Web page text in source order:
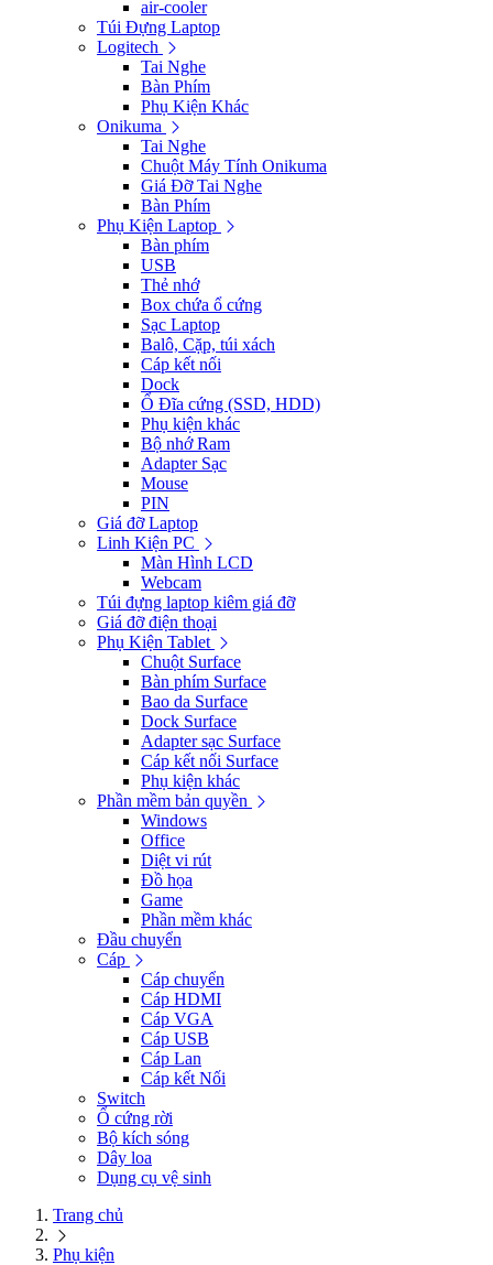
air-cooler
Túi Đựng Laptop
Logitech
Tai Nghe
Bàn Phím
Phụ Kiện Khác
Onikuma
Tai Nghe
Chuột Máy Tính Onikuma
Giá Đỡ Tai Nghe
Bàn Phím
Phụ Kiện Laptop
Bàn phím
USB
Thẻ nhớ
Box chứa ổ cứng
Sạc Laptop
Balô, Cặp, túi xách
Cáp kết nối
Dock
Ổ Đĩa cứng (SSD, HDD)
Phụ kiện khác
Bộ nhớ Ram
Adapter Sạc
Mouse
PIN
Giá đỡ Laptop
Linh Kiện PC
Màn Hình LCD
Webcam
Túi đựng laptop kiêm giá đỡ
Giá đỡ điện thoại
Phụ Kiện Tablet
Chuột Surface
Bàn phím Surface
Bao da Surface
Dock Surface
Adapter sạc Surface
Cáp kết nối Surface
Phụ kiện khác
Phần mềm bản quyền
Windows
Office
Diệt vi rút
Đồ họa
Game
Phần mềm khác
Đầu chuyển
Cáp
Cáp chuyển
Cáp HDMI
Cáp VGA
Cáp USB
Cáp Lan
Cáp kết Nối
Switch
Ổ cứng rời
Bộ kích sóng
Dây loa
Dụng cụ vệ sinh
Trang chủ
Phụ kiện